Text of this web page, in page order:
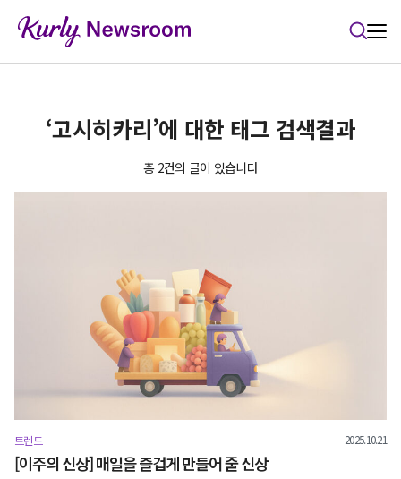
‘고시히카리’에 대한 태그 검색결과
총 2건의 글이 있습니다
트렌드 2025.10.21
[이주의 신상] 매일을 즐겁게 만들어 줄 신상